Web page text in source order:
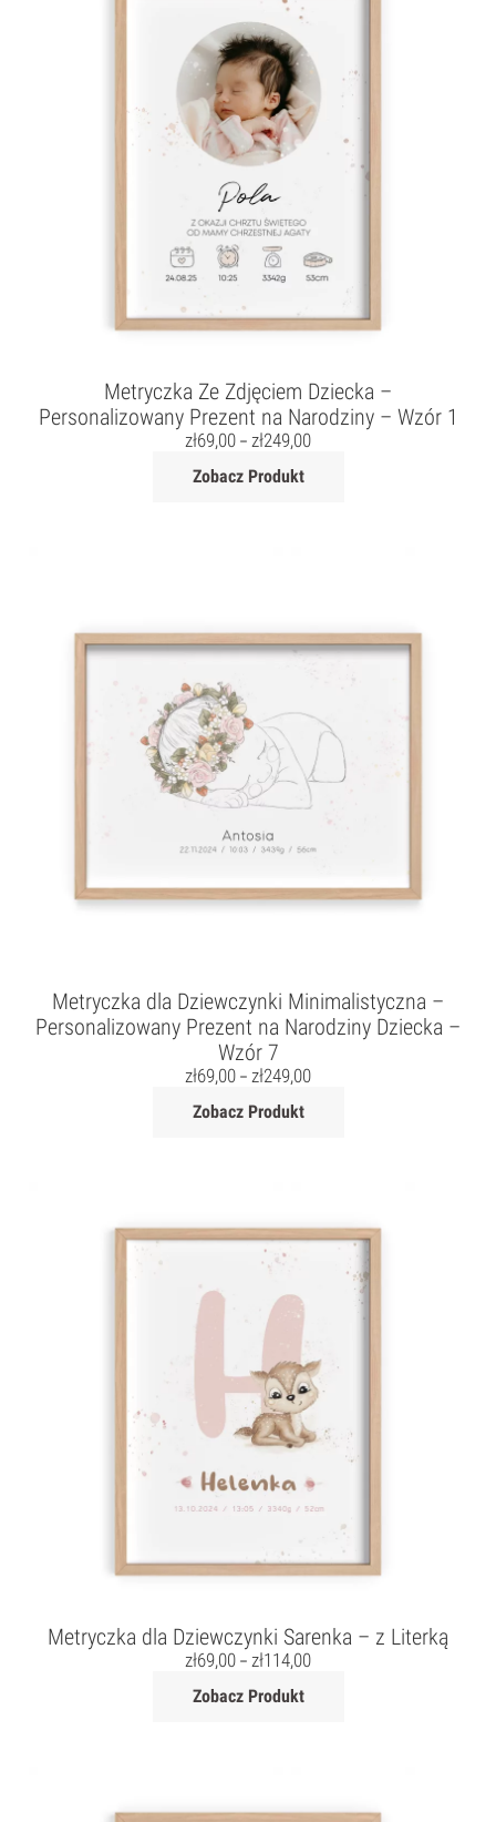
Metryczka Ze Zdjęciem Dziecka –
Personalizowany Prezent na Narodziny – Wzór 1
zł69,00 – zł249,00
Zobacz Produkt
Metryczka dla Dziewczynki Minimalistyczna –
Personalizowany Prezent na Narodziny Dziecka –
Wzór 7
zł69,00 – zł249,00
Zobacz Produkt
Metryczka dla Dziewczynki Sarenka – z Literką
zł69,00 – zł114,00
Zobacz Produkt